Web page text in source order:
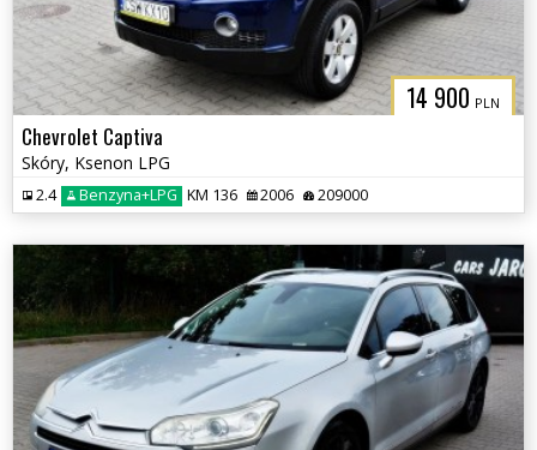
14 900 PLN
Chevrolet Captiva
Skóry, Ksenon LPG
2.4 Benzyna+LPG KM 136 2006 209000